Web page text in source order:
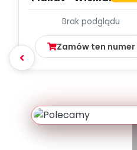
Brak podglądu
Zamów ten numer